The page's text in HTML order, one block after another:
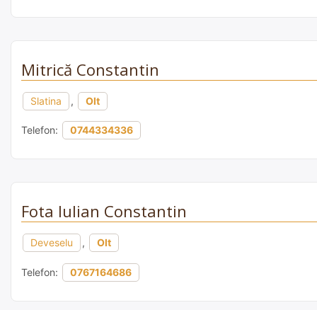
Mitrică Constantin
Slatina , Olt
Telefon: 0744334336
Fota Iulian Constantin
Deveselu , Olt
Telefon: 0767164686